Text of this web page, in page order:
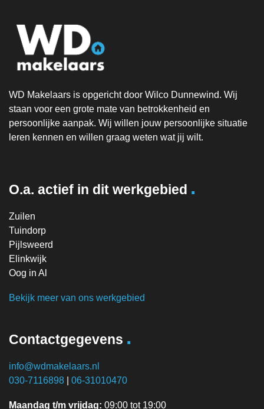
WD Makelaars is opgericht door Wilco Dunnewind. Wij
staan voor een grote mate van betrokkenheid en
persoonlijke aanpak. Wij willen jouw persoonlijke situatie
leren kennen en willen graag weten wat jij wilt.
O.a. actief in dit werkgebied .
Zuilen
Tuindorp
Pijlsweerd
Elinkwijk
Oog in Al
Bekijk meer van ons werkgebied
Contactgegevens .
info@wdmakelaars.nl
030-7116898
06-31010470
Maandag t/m vrijdag: 09:00 tot 19:00